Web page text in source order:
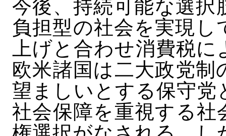
今後、持続可能な選択
負担型の社会を実現
上げと合わせ消費税
欧米諸国は二大政党
望ましいとする保守党
社会保障を重視する社